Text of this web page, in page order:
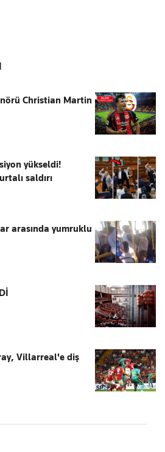
Christian Martin
yükseldi!
saldırı
arasında yumruklu
Villarreal'e diş